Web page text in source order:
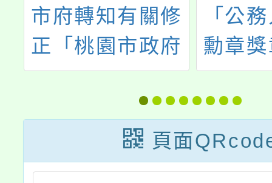
市府轉知有關修
正「桃園市政府
鼓勵所屬機關學
校及事業機構員
工提升客語能力
作業要點」申請
「公
勳章
勵金
業經
行政院
6日修
頁面